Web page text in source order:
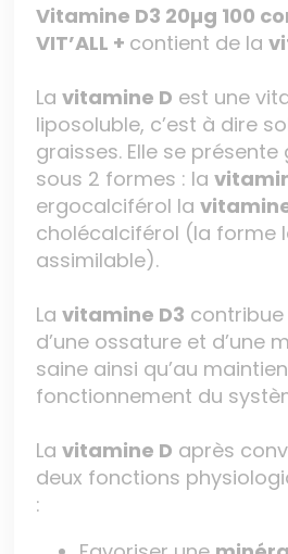
Vitamine D3 20µg 100
VIT’ALL + contient de la
Lavitamine D est une
liposoluble, c’est à dire
graisses. Elle se
sous 2 formes : la
ergocalciférol la
cholécalciférol (la forme
assimilable).
Lavitamine D3
d’une ossature et d’une
saine ainsi qu’au
fonctionnement du
Lavitamine D après
deux fonctions
: